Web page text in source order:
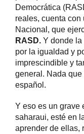
Democrática
reales, cuenta
Nacional, que
RASD. Y donde la
por la igualdad y
imprescindible y
general. Nada que
español.
Y eso es un grave
saharaui, esté en
aprender de ellas,